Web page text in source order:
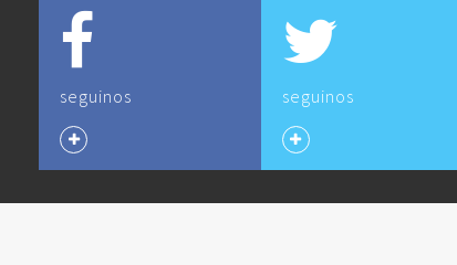
seguinos seguinos